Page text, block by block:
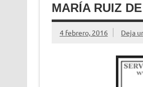
MARÍA RUIZ
4 febrero, 2016 Deja